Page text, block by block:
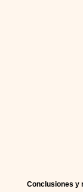
Conclusiones y